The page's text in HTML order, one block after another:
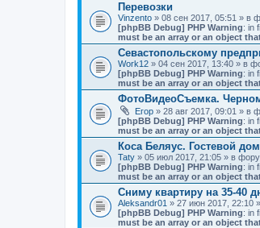
Перевозки
Vinzento » 08 сен 2017, 05:51 » в
[phpBB Debug] PHP Warning: in
must be an array or an object
Севастопольскому
Work12 » 04 сен 2017, 13:40 » в
[phpBB Debug] PHP Warning: in
must be an array or an object
ФотоВидеоСъемка.
Егор » 28 авг 2017, 09:01 » в
[phpBB Debug] PHP Warning: in
must be an array or an object
Коса Беляус. Гостевой
Taty » 05 июл 2017, 21:05 » в
[phpBB Debug] PHP Warning: in
must be an array or an object
Сниму квартиру на 35-40
Aleksandr01 » 27 июн 2017, 22:10
[phpBB Debug] PHP Warning: in
must be an array or an object